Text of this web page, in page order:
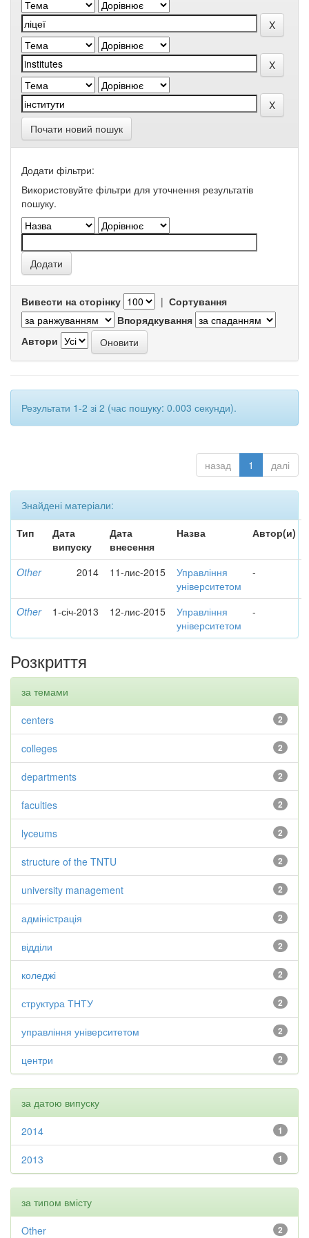
Почати новий пошук
Додати фільтри:
Використовуйте фільтри для уточнення результатів
пошуку.
Вивести на сторінку | Сортування
Впорядкування
Автори
Результати 1-2 зі 2 (час пошуку: 0.003 секунди).
назад 1 далі
Знайдені матеріали:
Тип
Дата
випуску
Дата
внесення
Назва Автор(и)
Other 2014 11-лис-2015
Управління
університетом
-
Other 1-січ-2013 12-лис-2015
Управління
університетом
-
Розкриття
за темами
2
centers
2
colleges
2
departments
2
faculties
2
lyceums
2
structure of the TNTU
2
university management
2
адміністрація
2
відділи
2
коледжі
2
структура ТНТУ
2
управління університетом
2
центри
за датою випуску
1
2014
1
2013
за типом вмісту
2
Other